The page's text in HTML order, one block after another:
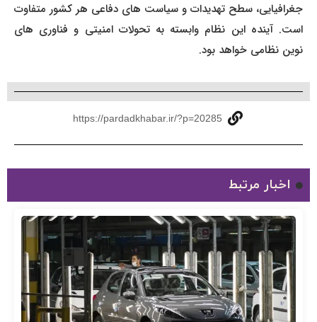
جغرافیایی، سطح تهدیدات و سیاست های دفاعی هر کشور متفاوت
است. آینده این نظام وابسته به تحولات امنیتی و فناوری های
نوین نظامی خواهد بود.
https://pardadkhabar.ir/?p=20285
اخبار مرتبط